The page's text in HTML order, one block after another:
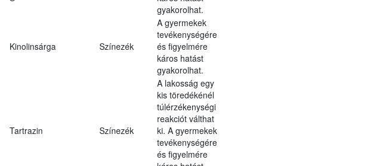
gyakorolhat.
Kinolinsárga Színezék
A gyermekek
tevékenységére
és figyelmére
káros hatást
gyakorolhat.
Tartrazin Színezék
A lakosság egy
kis töredékénél
túlérzékenységi
reakciót válthat
ki. A gyermekek
tevékenységére
és figyelmére